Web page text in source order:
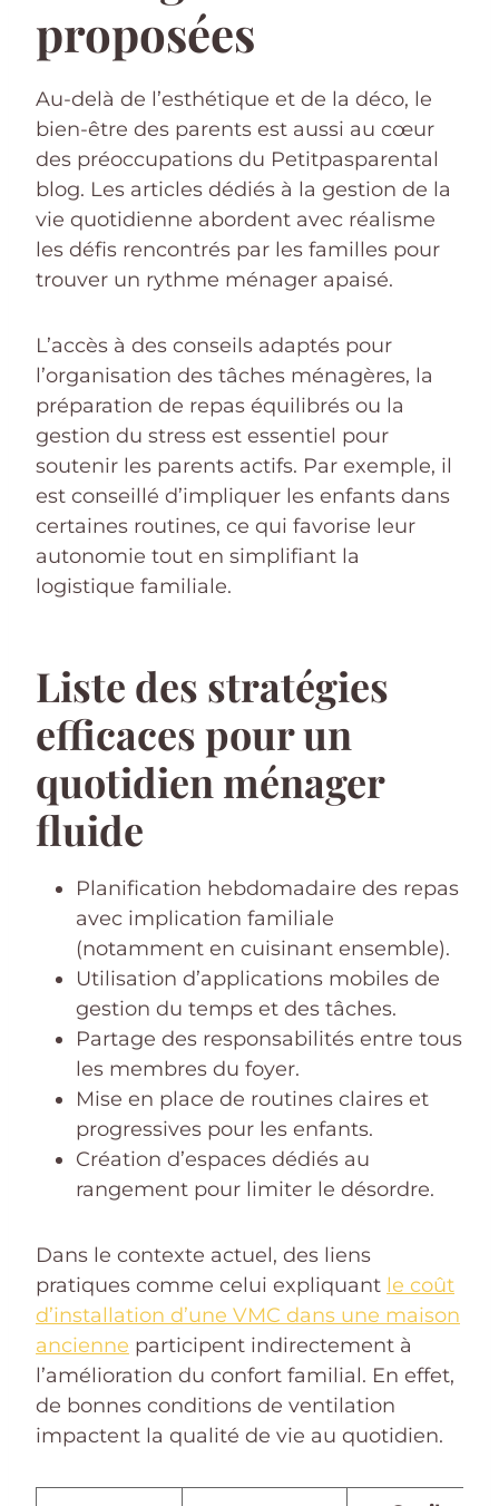
proposées
Au-delà de l’esthétique et de la déco, le
bien-être des parents est aussi au cœur
des préoccupations du Petitpasparental
blog. Les articles dédiés à la gestion de la
vie quotidienne abordent avec réalisme
les défis rencontrés par les familles pour
trouver un rythme ménager apaisé.
L’accès à des conseils adaptés pour
l’organisation des tâches ménagères, la
préparation de repas équilibrés ou la
gestion du stress est essentiel pour
soutenir les parents actifs. Par exemple, il
est conseillé d’impliquer les enfants dans
certaines routines, ce qui favorise leur
autonomie tout en simplifiant la
logistique familiale.
Liste des stratégies
efficaces pour un
quotidien ménager
fluide
Planification hebdomadaire des repas
avec implication familiale
(notamment en cuisinant ensemble).
Utilisation d’applications mobiles de
gestion du temps et des tâches.
Partage des responsabilités entre tous
les membres du foyer.
Mise en place de routines claires et
progressives pour les enfants.
Création d’espaces dédiés au
rangement pour limiter le désordre.
Dans le contexte actuel, des liens
pratiques comme celui expliquant le coût
d’installation d’une VMC dans une maison
ancienne participent indirectement à
l’amélioration du confort familial. En effet,
de bonnes conditions de ventilation
impactent la qualité de vie au quotidien.